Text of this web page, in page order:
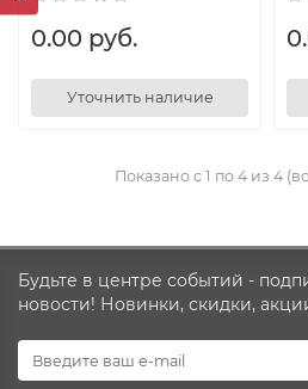
0.00 руб.
Уточнить наличие
Показано с 1 по 4 из 4
Будьте в центре событий -
новости! Новинки, скидки,